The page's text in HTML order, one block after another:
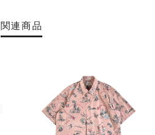
関連商品